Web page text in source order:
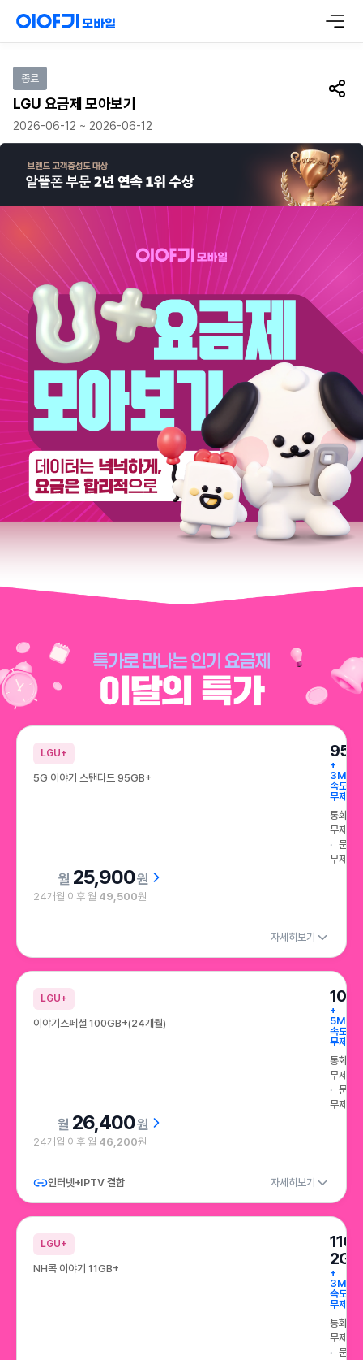
종료
LGU 요금제 모아보기 공유
2026-06-12 ~ 2026-06-12
특가로 만나는 인기 요금제 이달의 특가
LGU+
5G 이야기 스탠다드 95GB+
+
속도
무제한
통화
무제한
문자
무제한
25,900원
24개월 이후 월 49,500원
자세히보기
LGU+
이야기스페셜 100GB+(24개월)
+
속도
무제한
통화
무제한
문자
무제한
26,400원
24개월 이후 월 46,200원
인터넷+IPTV 결합 자세히보기
LGU+
NH콕 이야기 11GB+
2GB
+
속도
무제한
통화
무제한
문자